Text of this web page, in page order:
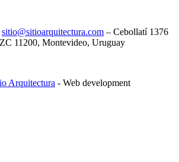
sitio@sitioarquitectura.com – Cebollatí 1376
11200, Montevideo, Uruguay
Arquitectura - Web development